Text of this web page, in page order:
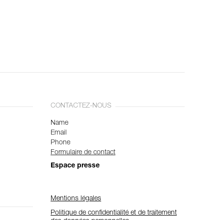
CONTACTEZ-NOUS
Name
Email
Phone
Formulaire de contact
Espace presse
Mentions légales
Politique de confidentialité et de traitement